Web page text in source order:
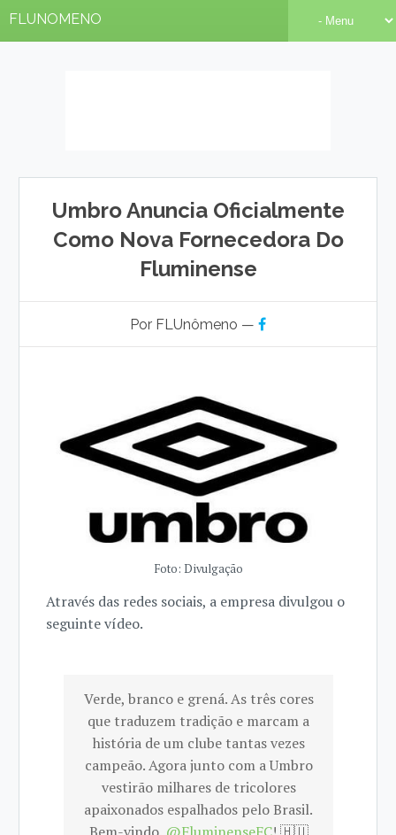
FLUNOMENO
Umbro Anuncia Oficialmente
Como Nova Fornecedora Do
Fluminense
Por FLUnômeno —
Foto: Divulgação
Através das redes sociais, a empresa divulgou o
seguinte vídeo.
Verde, branco e grená. As três cores
que traduzem tradição e marcam a
história de um clube tantas vezes
campeão. Agora junto com a Umbro
vestirão milhares de tricolores
apaixonados espalhados pelo Brasil.